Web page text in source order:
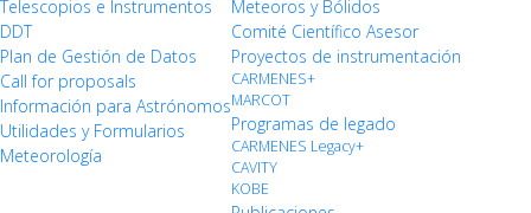
Telescopios e Instrumentos
DDT
Plan de Gestión de Datos
Call for proposals
Información para Astrónomos
Utilidades y Formularios
Meteorología
Meteoros y Bólidos
Comité Científico Asesor
Proyectos de instrumentación
CARMENES+
MARCOT
Programas de legado
CARMENES Legacy+
CAVITY
KOBE